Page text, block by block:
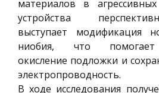
материалов в
устройства
выступает модификация
ниобия, что помогает
окисление подложки и
электропроводность.
В ходе исследования